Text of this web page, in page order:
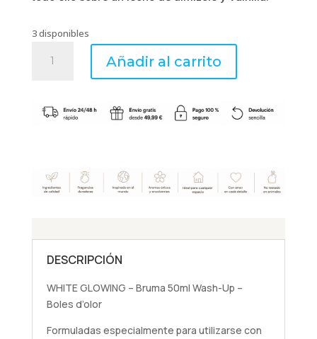
3 disponibles
GLOWING
50ml
Boles
d'olor
Añadir al carrito
DESCRIPCIÓN
WHITE GLOWING – Bruma 50ml Wash-Up –
Boles d’olor
Formuladas especialmente para utilizarse con